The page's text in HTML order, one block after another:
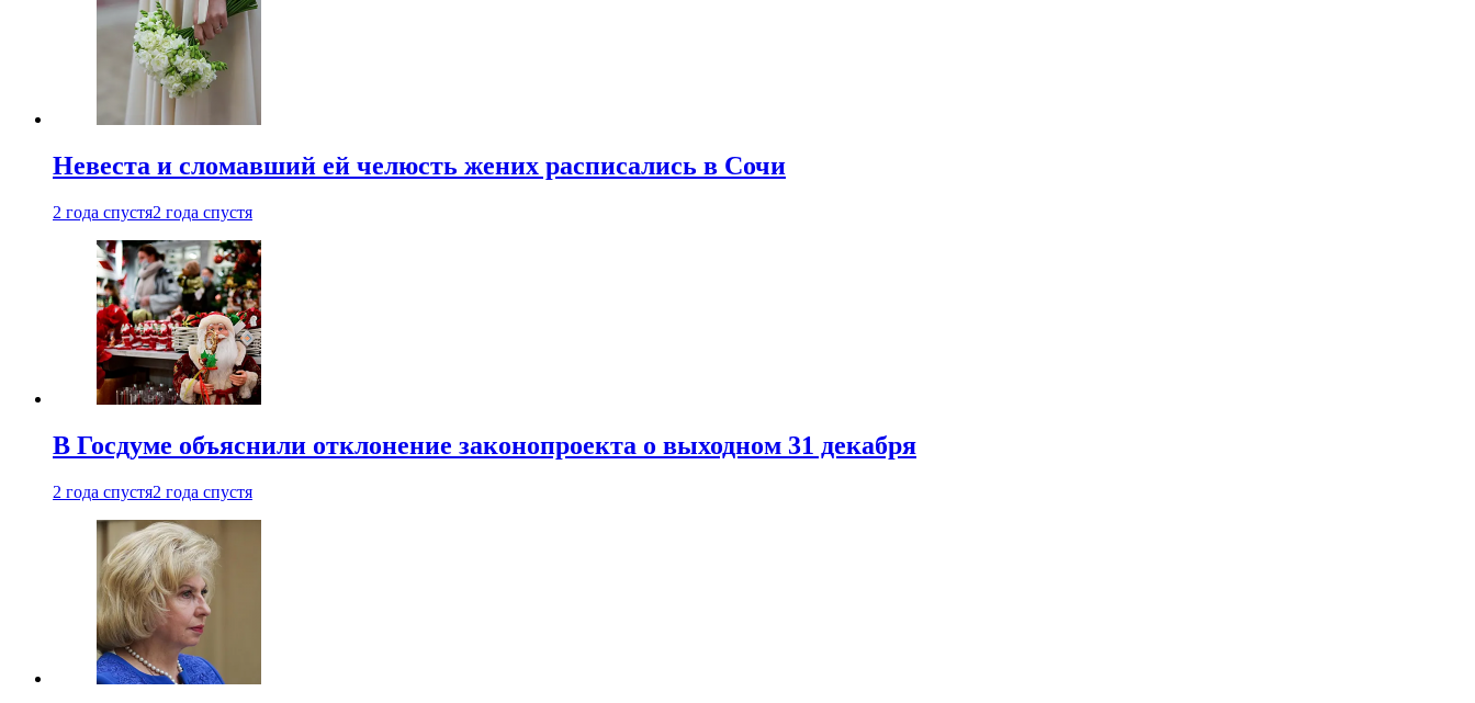
Невеста и сломавший ей челюсть жених расписались в Сочи
2 года спустя2 года спустя
В Госдуме объяснили отклонение законопроекта о выходном 31 декабря
2 года спустя2 года спустя